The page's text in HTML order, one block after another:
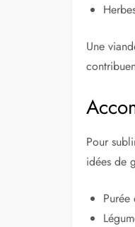
Une
Pour
idées de